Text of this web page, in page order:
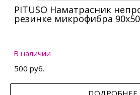
PITUSO Наматрасник
резинке микрофибра
В наличии
500 руб.
ПОДРОБНЕЕ